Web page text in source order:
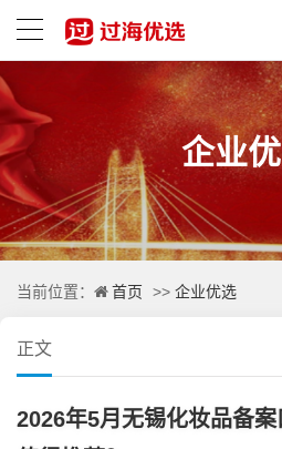
企业
当前位置： 首页 >> 企业优选
正文
2026年5月无锡化妆品备